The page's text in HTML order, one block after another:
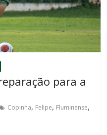
para a
Copinha, Felipe, Fluminense,